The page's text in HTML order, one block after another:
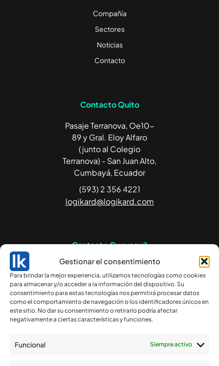
Gestionar el consentimiento
Para brindar la mejor experiencia, utilizamos tecnologías como cookies
para almacenar y/o acceder a la información del dispositivo. Su
consentimiento para estas tecnologías nos permitirá procesar datos
como el comportamiento de navegación o los identificadores únicos en
este sitio. No dar su consentimiento o retirarlo podría afectar
negativamente a ciertas características y funciones.
Funcional Siempre activo
Compañía
Sectores
Noticias
Contacto
Contacto Quito
Pasaje Terranova, Oe10-
89 y Gral. Eloy Alfaro
(junto al Colegio
Terranova) - San Juan Alto,
Cumbayá, Ecuador
(593) 2 356 4221
logikard@logikard.com
Contacto Guayaquil
Av. Francisco de Orellana
234 Edificio Blue Towers,
piso 14. Guayaquil,
Ecuador.
(593) 4 263 0924